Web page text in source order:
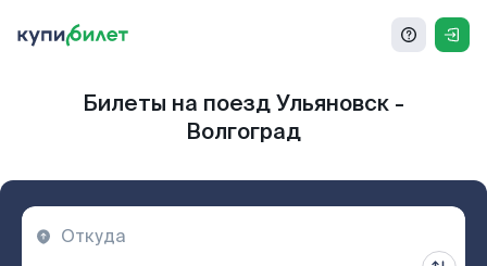
Билеты на поезд Ульяновск -
Волгоград